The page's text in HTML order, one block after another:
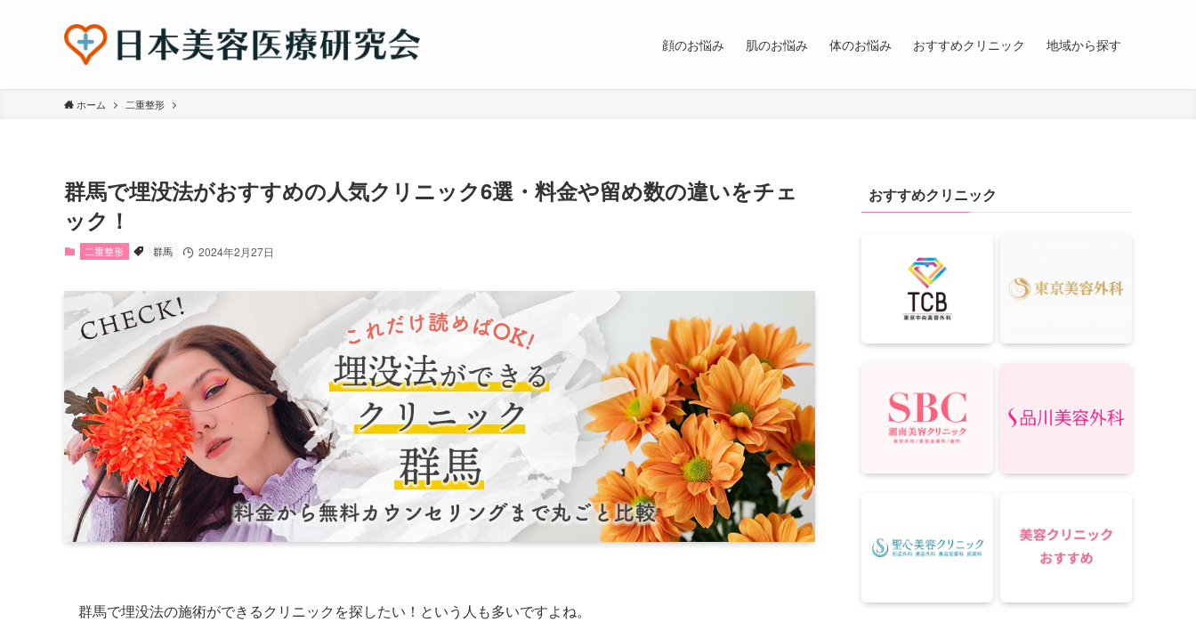
顔のお悩み 肌のお悩み 体のお悩み おすすめクリニック 地域から探す
ホーム 二重整形
群馬で埋没法がおすすめの人気クリニック6選・料金や留め数の違いをチェ
ック！
二重整形 群馬 2024年2月27日
群馬で埋没法の施術ができるクリニックを探したい！という人も多いですよね。
おすすめクリニック